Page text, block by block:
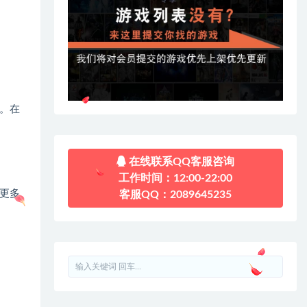
在
多
在线联系QQ客服咨询
工作时间：12:00-22:00
客服QQ：2089645235